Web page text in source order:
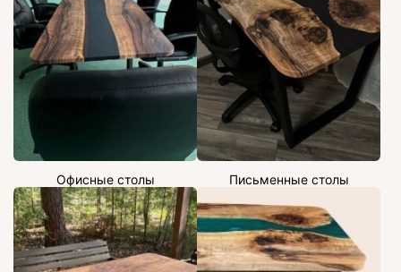
Офисные столы Письменные столы